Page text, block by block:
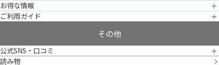
お得な情報
ご利用ガイド
その他
公式SNS・口コミ
読み物